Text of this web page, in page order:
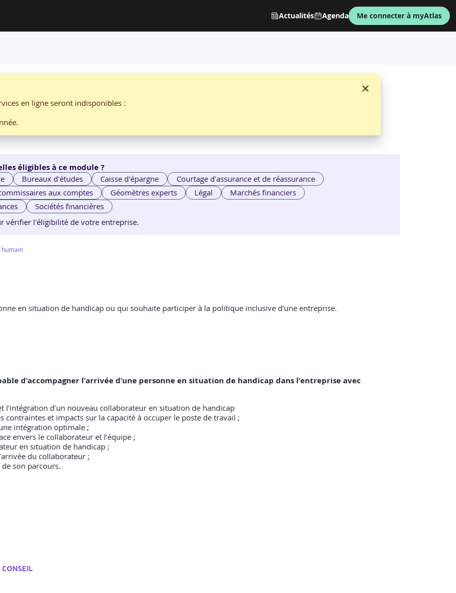
Actualités Agenda Me connecter à myAtlas
en ligne seront indisponibles :
DE HANDICAP PAR EMCI CONSEIL
personne en situation de handicap
éligibles à ce module ?
Bureaux d'études Caisse d'épargne
Courtage d'assurance et de réassurance
aux comptes Géomètres experts Légal
Marchés financiers
Sociétés financières
vérifier l'éligibilité de votre entreprise.
humain
en situation de handicap ou qui souhaite participer à la politique inclusive d’une entreprise.
d’accompagner l’arrivée d’une personne en situation de handicap dans l’entreprise avec
d’un nouveau collaborateur en situation de handicap
et impacts sur la capacité à occuper le poste de travail ;
intégration optimale ;
envers le collaborateur et l’équipe ;
en situation de handicap ;
du collaborateur ;
son parcours.